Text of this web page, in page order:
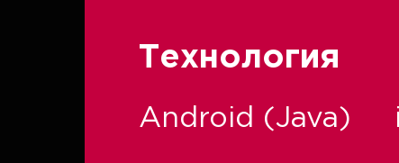
Технология
Android (Java)